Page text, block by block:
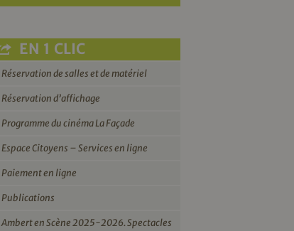
EN 1 CLIC
Réservation de salles et de matériel
Réservation d’affichage
Programme du cinéma La Façade
Espace Citoyens – Services en ligne
Paiement en ligne
Publications
Ambert en Scène 2025-2026. Spectacles